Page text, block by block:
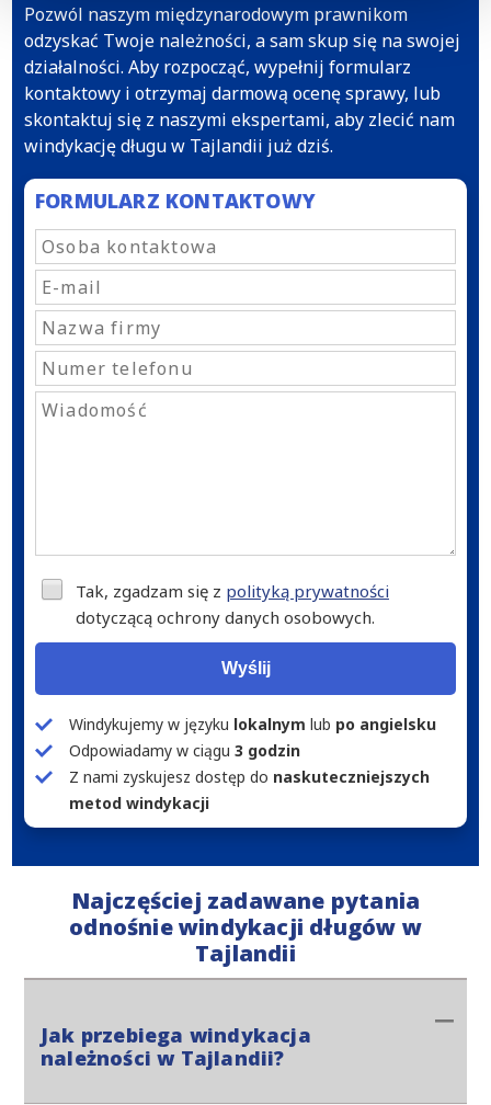
Pozwól naszym międzynarodowym prawnikom
odzyskać Twoje należności, a sam skup się na swojej
działalności. Aby rozpocząć, wypełnij formularz
kontaktowy i otrzymaj darmową ocenę sprawy, lub
skontaktuj się z naszymi ekspertami, aby zlecić nam
windykację długu w Tajlandii już dziś.
FORMULARZ KONTAKTOWY
Tak, zgadzam się z polityką prywatności
dotyczącą ochrony danych osobowych.
Wyślij
Windykujemy w języku lokalnym lub po angielsku
Odpowiadamy w ciągu 3 godzin
Z nami zyskujesz dostęp do naskuteczniejszych
metod windykacji
Najczęściej zadawane pytania
odnośnie windykacji długów w
Tajlandii
Jak przebiega windykacja
należności w Tajlandii?